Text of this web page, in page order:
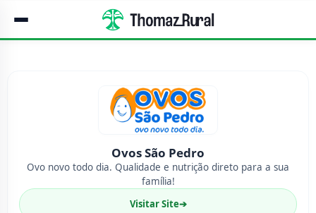
Ovos São Pedro
Ovo novo todo dia. Qualidade e nutrição direto para a sua
família!
Visitar Site➔